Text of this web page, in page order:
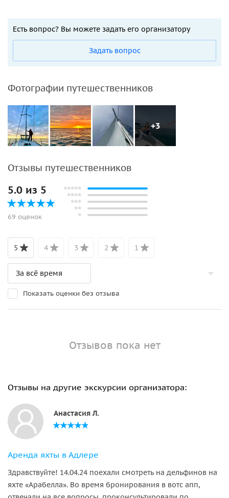
Есть вопрос? Вы можете задать его организатору
Задать вопрос
Фотографии путешественников
+3
Отзывы путешественников
5.0 из 5
69 оценок
5 4 3 2 1
Показать оценки без отзыва
Отзывов пока нет
Отзывы на другие экскурсии организатора:
Анастасия Л.
Аренда яхты в Адлере
Здравствуйте! 14.04.24 поехали смотреть на дельфинов на
яхте «Арабелла». Во время бронирования в вотс апп,